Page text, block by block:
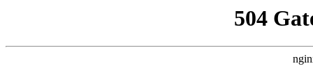
504